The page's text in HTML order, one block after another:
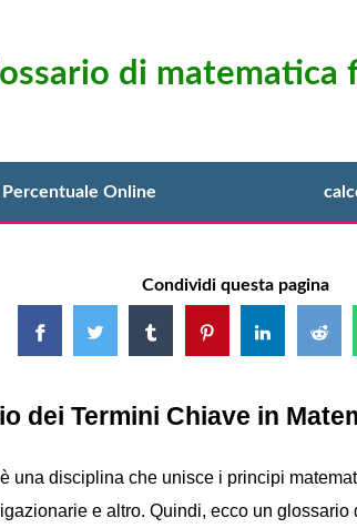
di matematica
Online
Condividi questa pagina
dei Termini Chiave in
una disciplina che unisce i principi
e altro. Quindi, ecco un glossario